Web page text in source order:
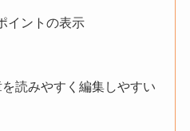
イントの表示
読みやすく編集しやすい